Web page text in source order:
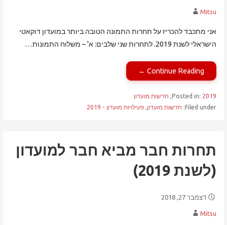
Mitsu
אני מתכבד להכריז על תחרות התמונה הטובה ביותר במועדון דוקאטי
הישראלי לשנת 2019. לתחרות שני שלבים: א' – משלוח התמונות…
Continue Reading ←
Posted in: 2019
, חדשות מועדון
Filed under: חדשות מועדון, פעילויות מועדון - 2019
תחרות חבר מביא חבר למועדון
(לשנת 2019)
דצמבר 27, 2018
Mitsu